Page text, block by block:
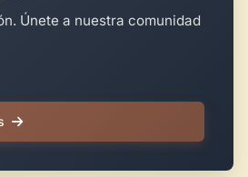
Únete a nuestra comunidad